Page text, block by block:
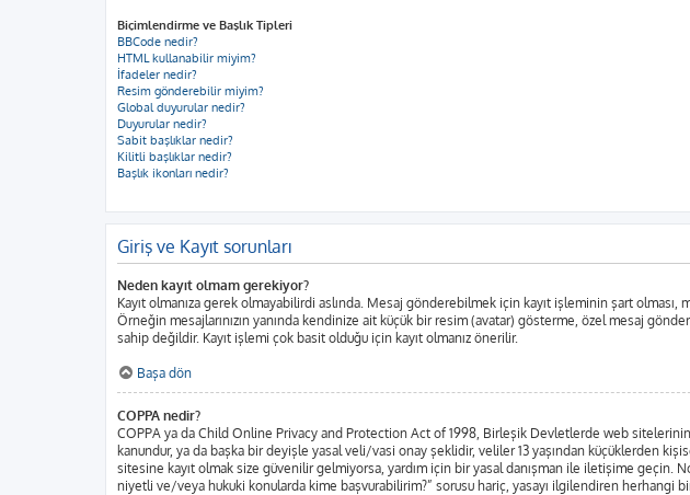
Biçimlendirme ve Başlık Tipleri
BBCode nedir?
HTML kullanabilir miyim?
İfadeler nedir?
Resim gönderebilir miyim?
Global duyurular nedir?
Duyurular nedir?
Sabit başlıklar nedir?
Kilitli başlıklar nedir?
Başlık ikonları nedir?
Giriş ve Kayıt sorunları
Neden kayıt olmam gerekiyor?
Kayıt olmanıza gerek olmayabilirdi aslında. Mesaj gönderebilmek için kayıt işleminin şart olması,
Örneğin mesajlarınızın yanında kendinize ait küçük bir resim (avatar) gösterme, özel mesaj
sahip değildir. Kayıt işlemi çok basit olduğu için kayıt olmanız önerilir.
Başa dön
COPPA nedir?
COPPA ya da Child Online Privacy and Protection Act of 1998, Birleşik Devletlerde web
kanundur, ya da başka bir deyişle yasal veli/vasi onay şeklidir, veliler 13 yaşından küçüklerden
sitesine kayıt olmak size güvenilir gelmiyorsa, yardım için bir yasal danışman ile iletişime
niyetli ve/veya hukuki konularda kime başvurabilirim?” sorusu hariç, yasayı ilgilendiren herhangi